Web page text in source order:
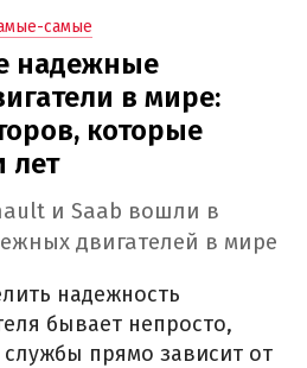
самые
надежные
в мире:
которые
лет
и Saab вошли в
двигателей в мире
надежность
бывает непросто,
службы прямо зависит от